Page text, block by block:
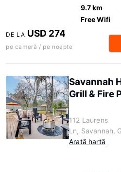
9.7 km
Free Wifi
DE LA USD 274
pe cameră / pe noapte
Savannah
Grill & Fire
112 Laurens
Ln, Savannah,
Arată hartă